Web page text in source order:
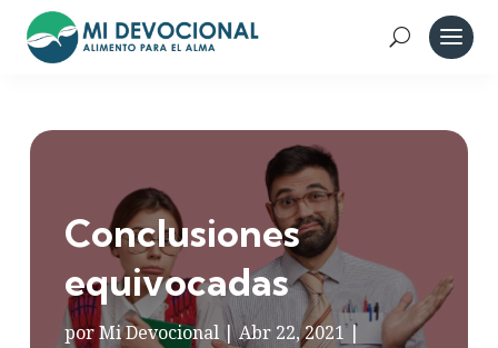
Conclusiones
equivocadas
porMi Devocional |Abr 22, 2021|